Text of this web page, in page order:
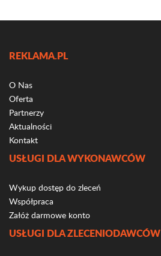
REKLAMA.PL
O Nas
Oferta
Partnerzy
Aktualności
Kontakt
USŁUGI DLA WYKONAWCÓW
Wykup dostęp do zleceń
Współpraca
Załóż darmowe konto
USŁUGI DLA ZLECENIODAWCÓW